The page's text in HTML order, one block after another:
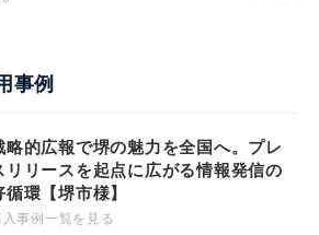
事例
略的広報で堺の魅力を全国へ。プレ
リリースを起点に広がる情報発信の
循環【堺市様】
入事例一覧を見る